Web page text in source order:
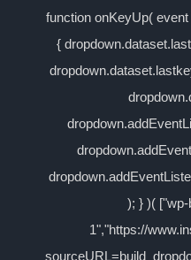
function onKeyUp(
{
); } )(
1","https://